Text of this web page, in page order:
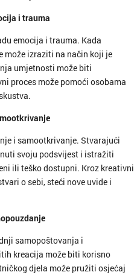
i trauma
emocija i trauma. Kada
može izraziti na način koji je
umjetnosti može biti
proces može pomoći osobama
i samootkrivanje. Stvarajući
svoju podsvijest i istražiti
ili teško dostupni. Kroz kreativni
o sebi, steći nove uvide i
samopoštovanja i
kreacija može biti korisno
djela može pružiti osjećaj